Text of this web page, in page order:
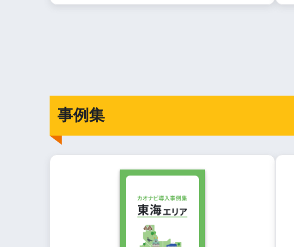
事例集